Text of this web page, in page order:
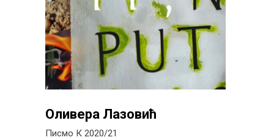
Оливера Лазовић
Писмо К 2020/21